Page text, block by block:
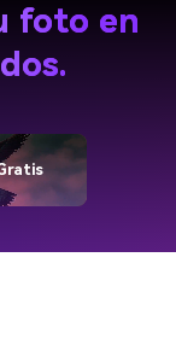
foto en